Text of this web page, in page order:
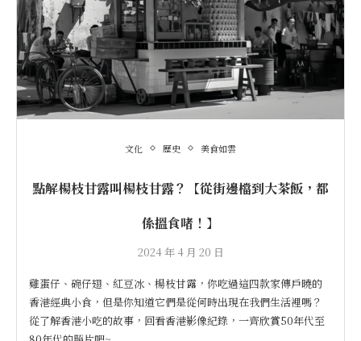
文化 歷史 美食如雲
點解楊枝甘露叫楊枝甘露？【從街邊檔到大茶飯，都
係搵食啫！】
2024 年 4 月 20 日
雞蛋仔、碗仔翅、紅豆冰、楊枝甘露，你吃過這四款家傳戶曉的
香港經典小食，但是你知道它們是從何時出現在我們生活裡嗎？
從了解香港小吃的故事，回看香港影像紀錄，一齊欣賞50年代至